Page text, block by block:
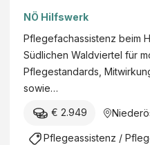
NÖ Hilfswerk
Pflegefachassistenz beim
Südlichen Waldviertel für
Pflegestandards,
sowie…
€ 2.949
Pflegeassistenz /